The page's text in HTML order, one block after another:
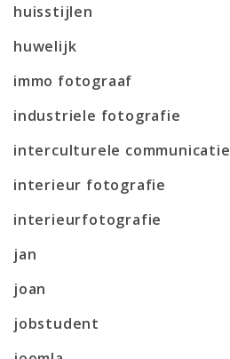
huisstijlen
huwelijk
immo fotograaf
industriele fotografie
interculturele communicatie
interieur fotografie
interieurfotografie
jan
joan
jobstudent